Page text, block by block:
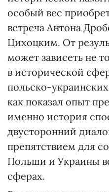
особый вес
встреча Антона
Цихоцким. От
может зависеть не
в исторической
польско-
как показал опыт
именно история
двусторонний
препятствием для
Польши и Украины
сферах.